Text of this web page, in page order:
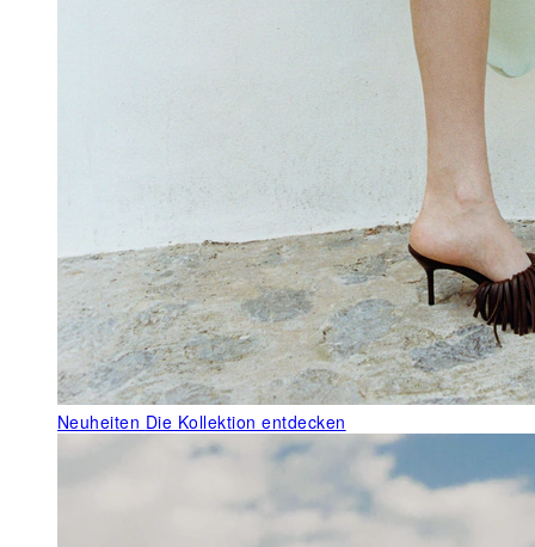
Neuheiten Die Kollektion entdecken